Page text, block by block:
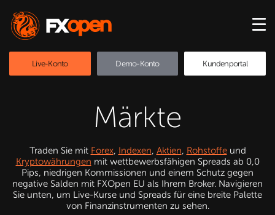
Live-Konto Demo-Konto Kundenportal
Märkte
Traden Sie mit Forex, Indexen, Aktien, Rohstoffeund
Kryptowährungen mit wettbewerbsfähigen Spreads ab 0,0
Pips, niedrigen Kommissionen und einem Schutz gegen
negative Salden mit FXOpen EU als Ihrem Broker. Navigieren
Sie unten, um Live-Kurse und Spreads für eine breite Palette
von Finanzinstrumenten zu sehen.